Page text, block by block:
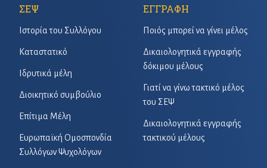
ΣΕΨ
Ιστορία του Συλλόγου
Καταστατικό
Ιδρυτικά μέλη
Διοικητικό συμβούλιο
Επίτιμα Μέλη
Ευρωπαϊκή Ομοσπονδία
Συλλόγων Ψυχολόγων
ΕΓΓΡΑΦΗ
Ποιός μπορεί να γίνει μέλος
Δικαιολογητικά εγγραφής
δόκιμου μέλους
Γιατί να γίνω τακτικό μέλος
του ΣΕΨ
Δικαιολογητικά εγγραφής
τακτικού μέλους